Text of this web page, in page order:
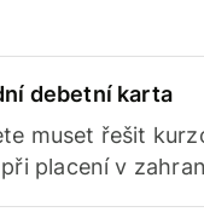
debetní karta
muset řešit
placení v